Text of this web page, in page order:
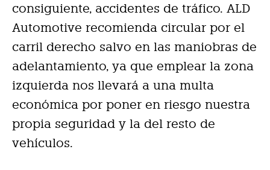
consiguiente, accidentes de tráfico. ALD
Automotive recomienda circular por el
carril derecho salvo en las maniobras de
adelantamiento, ya que emplear la zona
izquierda nos llevará a una multa
económica por poner en riesgo nuestra
propia seguridad y la del resto de
vehículos.